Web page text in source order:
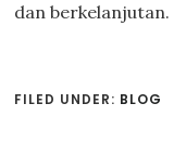
dan berkelanjutan.
FILED UNDER: BLOG